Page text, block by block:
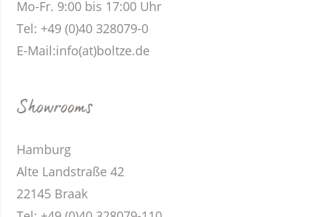
Mo-Fr. 9:00 bis 17:00 Uhr
Tel: +49 (0)40 328079-0
E-Mail:info(at)boltze.de
Showrooms
Hamburg
Alte Landstraße 42
22145 Braak